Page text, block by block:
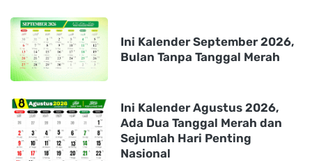
Ini Kalender September 2026,
Bulan Tanpa Tanggal Merah
Ini Kalender Agustus 2026,
Ada Dua Tanggal Merah dan
Sejumlah Hari Penting
Nasional